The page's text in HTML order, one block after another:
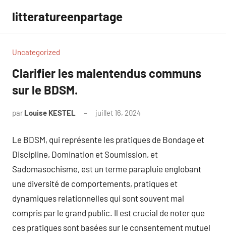
contenu
litteratureenpartage
Uncategorized
Clarifier les malentendus communs
sur le BDSM.
par Louise KESTEL juillet 16, 2024
Le BDSM, qui représente les pratiques de Bondage et
Discipline, Domination et Soumission, et
Sadomasochisme, est un terme parapluie englobant
une diversité de comportements, pratiques et
dynamiques relationnelles qui sont souvent mal
compris par le grand public. Il est crucial de noter que
ces pratiques sont basées sur le consentement mutuel